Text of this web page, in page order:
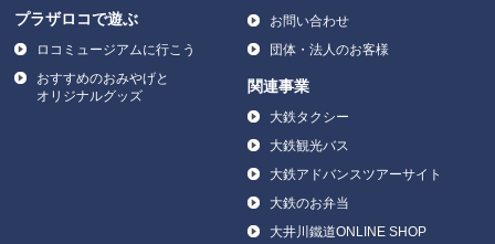
プラザロコで遊ぶ
ロコミュージアムに行こう
おすすめのおみやげと
オリジナルグッズ
お問い合わせ
団体・法人のお客様
関連事業
大鉄タクシー
大鉄観光バス
大鉄アドバンスツアーサイト
大鉄のお弁当
大井川鐵道ONLINE SHOP